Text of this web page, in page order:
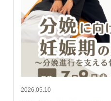
2026.05.10